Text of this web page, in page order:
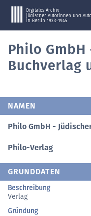
Digitales Archiv
jüdischer Autorinnen und
in Berlin 1933–1945
Philo
Buchverlag
NAMEN
Philo GmbH -
Philo-Verlag
GRUNDDATEN
Beschreibung
Verlag
Gründung